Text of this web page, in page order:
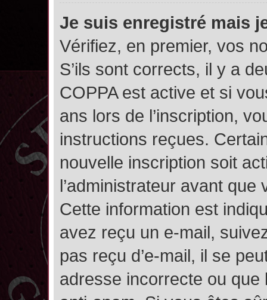
Je suis enregistré mais
Vérifiez, en premier, vos
S’ils sont corrects, il y a
COPPA est active et si
ans lors de l’inscription,
instructions reçues.
nouvelle inscription soit
l’administrateur avant
Cette information est
avez reçu un e-mail,
pas reçu d’e-mail, il se
adresse incorrecte ou que